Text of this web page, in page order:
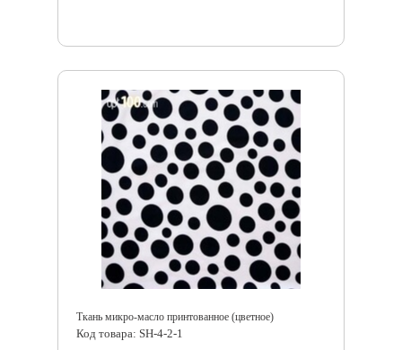
Ткань микро-масло принтованное (цветное)
Код товара: SH-4-2-1